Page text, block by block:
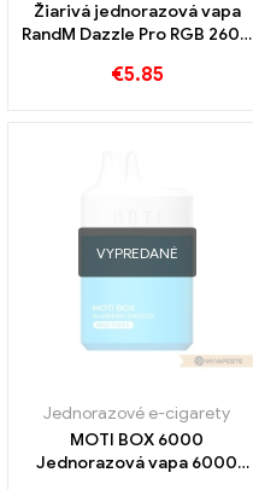
Žiarivá jednorazová vapa
RandM Dazzle Pro RGB 2600
€5.85
VYPREDANÉ
Jednorazové e-cigarety
MOTI BOX 6000
Jednorazová vapa 6000